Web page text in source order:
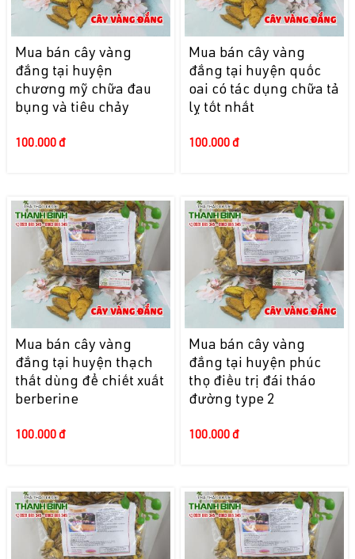
Mua bán cây vàng
đắng tại huyện
chương mỹ chữa đau
bụng và tiêu chảy
100.000 đ
Mua bán cây vàng
đắng tại huyện quốc
oai có tác dụng chữa tả
lỵ tốt nhất
100.000 đ
Mua bán cây vàng
đắng tại huyện thạch
thất dùng để chiết xuất
berberine
100.000 đ
Mua bán cây vàng
đắng tại huyện phúc
thọ điều trị đái tháo
đường type 2
100.000 đ